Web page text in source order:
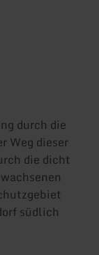
durch die
Weg dieser
die dicht
südlich